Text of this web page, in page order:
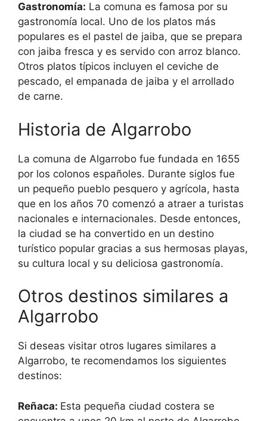
Gastronomía: La comuna es famosa por su
gastronomía local. Uno de los platos más
populares es el pastel de jaiba, que se prepara
con jaiba fresca y es servido con arroz blanco.
Otros platos típicos incluyen el ceviche de
pescado, el empanada de jaiba y el arrollado
de carne.
Historia de Algarrobo
La comuna de Algarrobo fue fundada en 1655
por los colonos españoles. Durante siglos fue
un pequeño pueblo pesquero y agrícola, hasta
que en los años 70 comenzó a atraer a turistas
nacionales e internacionales. Desde entonces,
la ciudad se ha convertido en un destino
turístico popular gracias a sus hermosas playas,
su cultura local y su deliciosa gastronomía.
Otros destinos similares a
Algarrobo
Si deseas visitar otros lugares similares a
Algarrobo, te recomendamos los siguientes
destinos:
Reñaca: Esta pequeña ciudad costera se